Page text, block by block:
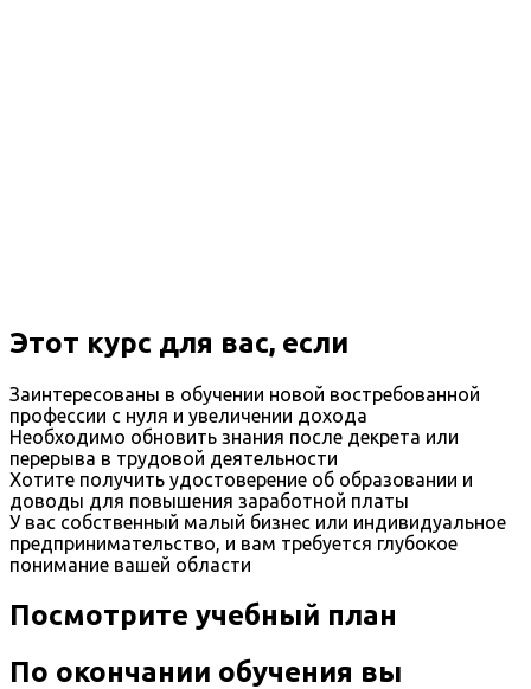
Этот курс для вас, если
Заинтересованы в обучении новой востребованной
профессии с нуля и увеличении дохода
Необходимо обновить знания после декрета или
перерыва в трудовой деятельности
Хотите получить удостоверение об образовании и
доводы для повышения заработной платы
У вас собственный малый бизнес или индивидуальное
предпринимательство, и вам требуется глубокое
понимание вашей области
Посмотрите учебный план
По окончании обучения вы